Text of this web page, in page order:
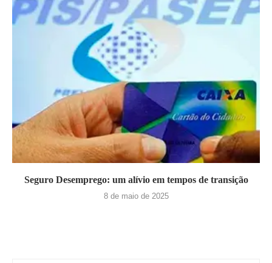
Seguro Desemprego: um alívio em tempos de transição
8 de maio de 2025